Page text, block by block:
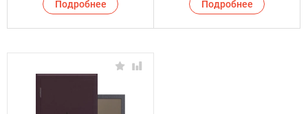
Подробнее Подробнее